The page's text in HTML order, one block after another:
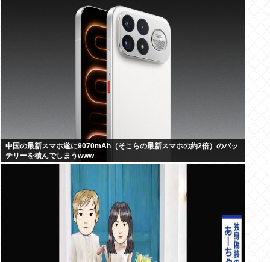
中国の最新スマホ遂に9070mAh（そこらの最新スマホの約2倍）のバッ
テリーを積んでしまうwww